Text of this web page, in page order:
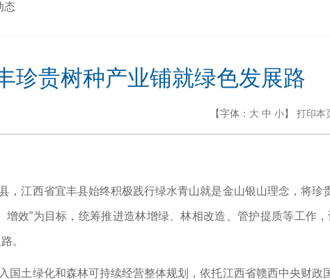
态
珍贵树种产业铺就绿色发展路
【字体： 大 中 小】 打印本
，江西省宜丰县始终积极践行绿水青山就是金山银山理念，将珍
效”为目标，统筹推进造林增绿、林相改造、管护提质等工作
。
国土绿化和森林可持续经营整体规划，依托江西省赣西中央财政